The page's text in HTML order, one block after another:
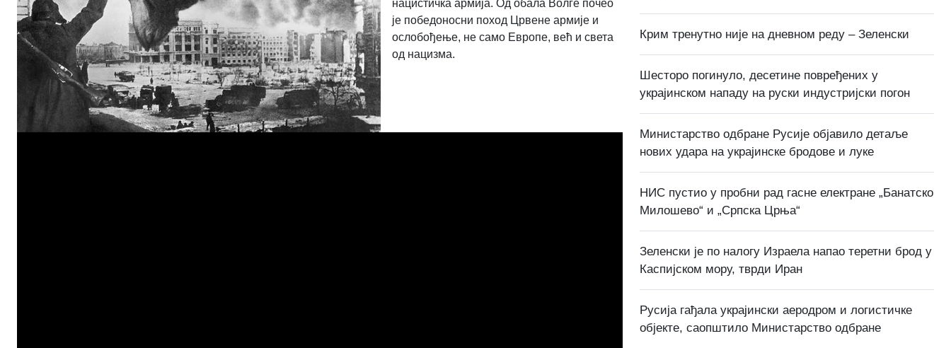
нацистичка армија. Од обала Волге почео
је победоносни поход Црвене армије и
ослобођење, не само Европе, већ и света
од нацизма.
Крим тренутно није на дневном реду – Зеленски
Шесторо погинуло, десетине повређених у
украјинском нападу на руски индустријски погон
Министарство одбране Русије објавило детаље
нових удара на украјинске бродове и луке
НИС пустио у пробни рад гасне електране „Банатско
Милошево“ и „Српска Црња“
Зеленски је по налогу Израела напао теретни брод у
Каспијском мору, тврди Иран
Русија гађала украјински аеродром и логистичке
објекте, саопштило Министарство одбране